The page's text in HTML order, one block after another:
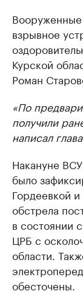
взрывное
Курской
Роман
«По
получили
написал
Накануне
было
Гордеевкой и
обстрела
в состоянии
ЦРБ с
области.
обесточены.